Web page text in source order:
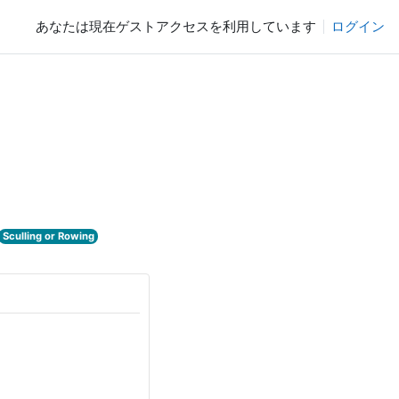
あなたは現在ゲストアクセスを利用しています ログイン
Sculling or Rowing